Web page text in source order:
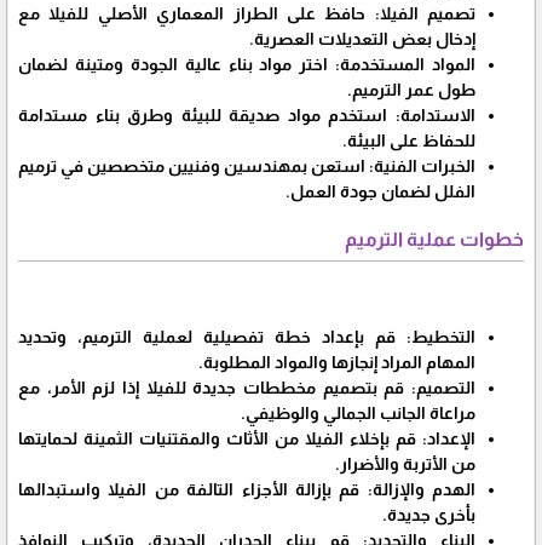
تصميم الفيلا: حافظ على الطراز المعماري الأصلي للفيلا مع
إدخال بعض التعديلات العصرية.
المواد المستخدمة: اختر مواد بناء عالية الجودة ومتينة لضمان
طول عمر الترميم.
الاستدامة: استخدم مواد صديقة للبيئة وطرق بناء مستدامة
للحفاظ على البيئة.
الخبرات الفنية: استعن بمهندسين وفنيين متخصصين في ترميم
الفلل لضمان جودة العمل.
خطوات عملية الترميم
التخطيط: قم بإعداد خطة تفصيلية لعملية الترميم، وتحديد
المهام المراد إنجازها والمواد المطلوبة.
التصميم: قم بتصميم مخططات جديدة للفيلا إذا لزم الأمر، مع
مراعاة الجانب الجمالي والوظيفي.
الإعداد: قم بإخلاء الفيلا من الأثاث والمقتنيات الثمينة لحمايتها
من الأتربة والأضرار.
الهدم والإزالة: قم بإزالة الأجزاء التالفة من الفيلا واستبدالها
بأخرى جديدة.
البناء والتجديد: قم ببناء الجدران الجديدة، وتركيب النوافذ